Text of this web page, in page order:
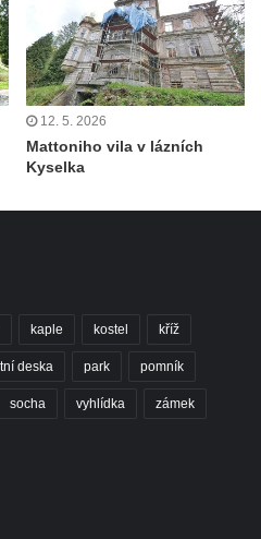
v Lázních
Vodoléčba čp.
Masaryka ve
zvůli na
ve Frýdlantu
Bílý kůň) na
12. 5. 2026
Mattoniho vila v lázních
Kyselka
kaple kostel kříž
deska park pomník
socha vyhlídka zámek